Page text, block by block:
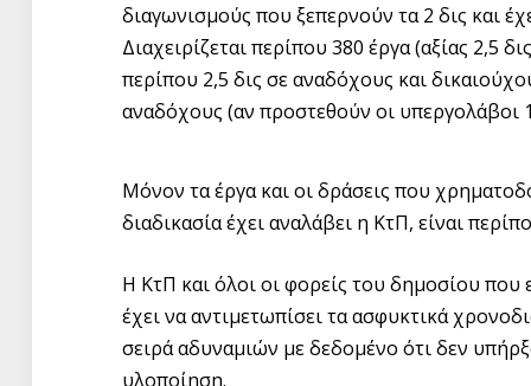
διαγωνισμούς που ξεπερνούν τα 2 δις και
Διαχειρίζεται περίπου 380 έργα (αξίας 2,5
περίπου 2,5 δις σε αναδόχους και
αναδόχους (αν προστεθούν οι υπεργολάβοι
Μόνον τα έργα και οι δράσεις που
διαδικασία έχει αναλάβει η ΚτΠ, είναι
Η ΚτΠ και όλοι οι φορείς του δημοσίου που
έχει να αντιμετωπίσει τα ασφυκτικά
σειρά αδυναμιών με δεδομένο ότι δεν
υλοποίηση.